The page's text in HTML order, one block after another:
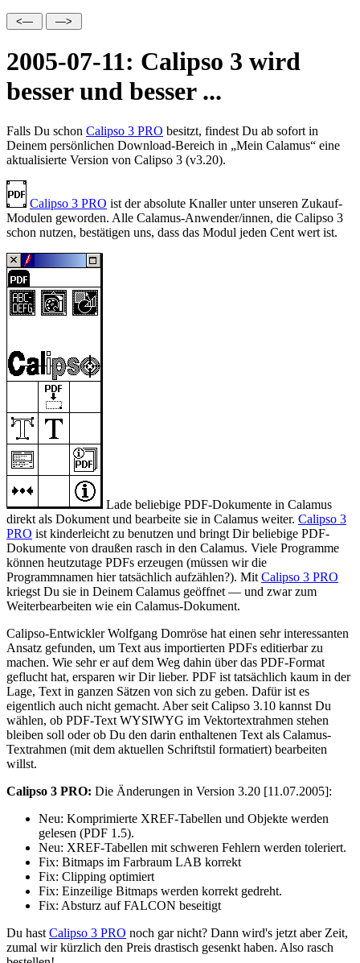
2005-07-11: Calipso 3 wird
besser und besser ...
Falls Du schon Calipso 3 PRO besitzt, findest Du ab sofort in
Deinem persönlichen Download-Bereich in
Mein Calamus
eine
aktualisierte Version von Calipso 3 (v3.20).
Calipso 3 PRO ist der absolute Knaller unter unseren Zukauf-
Modulen geworden. Alle Calamus-Anwender/innen, die Calipso 3
schon nutzen, bestätigen uns, dass das Modul jeden Cent wert ist.
Lade beliebige PDF-Dokumente in Calamus
direkt als Dokument und bearbeite sie in Calamus weiter. Calipso 3
PRO ist kinderleicht zu benutzen und bringt Dir beliebige PDF-
Dokumente von draußen rasch in den Calamus. Viele Programme
können heutzutage PDFs erzeugen (müssen wir die
Programmnamen hier tatsächlich aufzählen?). Mit Calipso 3 PRO
kriegst Du sie in Deinem Calamus geöffnet — und zwar zum
Weiterbearbeiten wie ein Calamus-Dokument.
Calipso-Entwickler Wolfgang Domröse hat einen sehr interessanten
Ansatz gefunden, um Text aus importierten PDFs editierbar zu
machen. Wie sehr er auf dem Weg dahin über das PDF-Format
geflucht hat, ersparen wir Dir lieber. PDF ist tatsächlich kaum in der
Lage, Text in ganzen Sätzen von sich zu geben. Dafür ist es
eigentlich auch nicht gemacht. Aber seit Calipso 3.10 kannst Du
wählen, ob PDF-Text WYSIWYG im Vektortextrahmen stehen
bleiben soll oder ob Du den darin enthaltenen Text als Calamus-
Textrahmen (mit dem aktuellen Schriftstil formatiert) bearbeiten
willst.
Calipso 3 PRO: Die Änderungen in Version 3.20 [11.07.2005]:
Neu: Komprimierte XREF-Tabellen und Objekte werden
gelesen (PDF 1.5).
Neu: XREF-Tabellen mit schweren Fehlern werden toleriert.
Fix: Bitmaps im Farbraum LAB korrekt
Fix: Clipping optimiert
Fix: Einzeilige Bitmaps werden korrekt gedreht.
Fix: Absturz auf FALCON beseitigt
Du hast Calipso 3 PRO noch gar nicht? Dann wird's jetzt aber Zeit,
zumal wir kürzlich den Preis drastisch gesenkt haben. Also rasch